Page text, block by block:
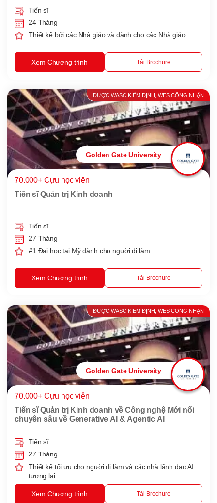
Tiến sĩ
24 Tháng
Thiết kế bởi các Nhà giáo và dành cho các Nhà giáo
Tải Brochure
Xem Chương trình
ĐƯỢC WASC KIỂM ĐỊNH, WES CÔNG NHẬN
Golden Gate University
70.000+ Cựu học viên
Tiến sĩ Quản trị Kinh doanh
Tiến sĩ
27 Tháng
#1 Đại học tại Mỹ dành cho người đi làm
Tải Brochure
Xem Chương trình
ĐƯỢC WASC KIỂM ĐỊNH, WES CÔNG NHẬN
Golden Gate University
70.000+ Cựu học viên
Tiến sĩ Quản trị Kinh doanh về Công nghệ Mới nổi
chuyên sâu về Generative AI & Agentic AI
Tiến sĩ
27 Tháng
Thiết kế tối ưu cho người đi làm và các nhà lãnh đạo AI
tương lai
Tải Brochure
Xem Chương trình